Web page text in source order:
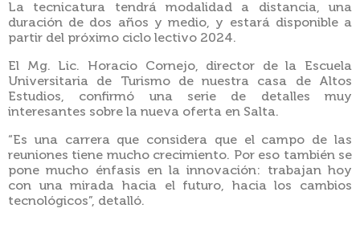
La tecnicatura tendrá modalidad a distancia, una
duración de dos años y medio, y estará disponible a
partir del próximo ciclo lectivo 2024.
El Mg. Lic. Horacio Cornejo, director de la Escuela
Universitaria de Turismo de nuestra casa de Altos
Estudios, confirmó una serie de detalles muy
interesantes sobre la nueva oferta en Salta.
“Es una carrera que considera que el campo de las
reuniones tiene mucho crecimiento. Por eso también se
pone mucho énfasis en la innovación: trabajan hoy
con una mirada hacia el futuro, hacia los cambios
tecnológicos”, detalló.